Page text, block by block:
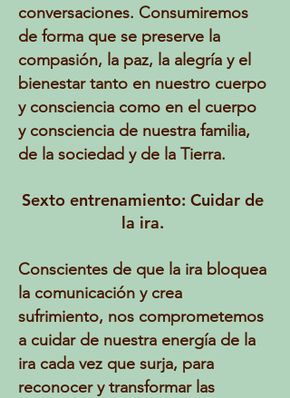
conversaciones. Consumiremos
de forma que se preserve la
compasión, la paz, la alegría y el
bienestar tanto en nuestro cuerpo
y consciencia como en el cuerpo
y consciencia de nuestra familia,
de la sociedad y de la Tierra.
Sexto entrenamiento: Cuidar de
la ira.
Conscientes de que la ira bloquea
la comunicación y crea
sufrimiento, nos comprometemos
a cuidar de nuestra energía de la
ira cada vez que surja, para
reconocer y transformar las